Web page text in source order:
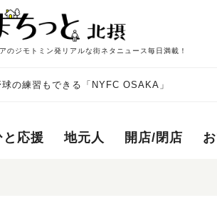
のジモトミン発リアルな街ネタニュース毎日満載！
の練習もできる「NYFC OSAKA」
と応援 地元人 開店/閉店